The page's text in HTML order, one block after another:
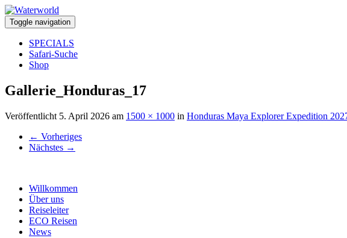
Toggle navigation
SPECIALS
Safari-Suche
Shop
Gallerie_Honduras_17
Veröffentlicht 5. April 2026 am 1500 × 1000 in Honduras Maya Explorer Expedition
← Vorheriges
Nächstes →
Willkommen
Über uns
Reiseleiter
ECO Reisen
News